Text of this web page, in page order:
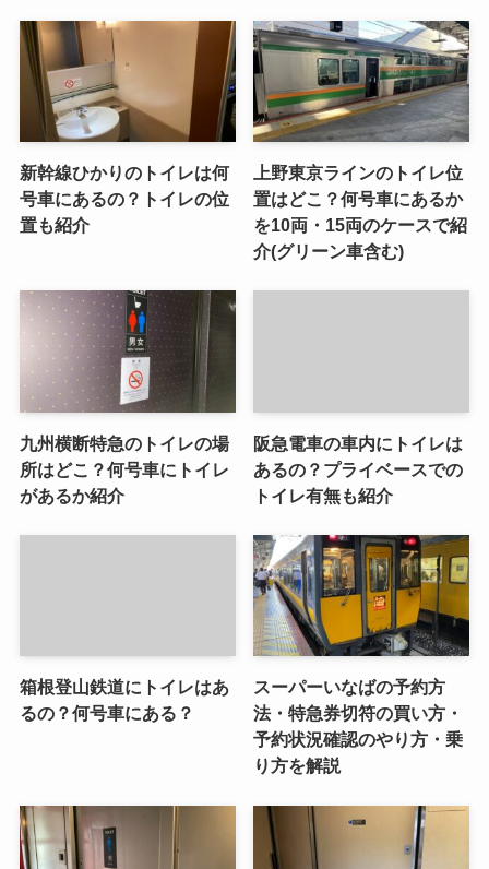
新幹線ひかりのトイレは何
号車にあるの？トイレの位
置も紹介
上野東京ラインのトイレ位
置はどこ？何号車にあるか
を10両・15両のケースで紹
介(グリーン車含む)
九州横断特急のトイレの場
所はどこ？何号車にトイレ
があるか紹介
阪急電車の車内にトイレは
あるの？プライベースでの
トイレ有無も紹介
箱根登山鉄道にトイレはあ
るの？何号車にある？
スーパーいなばの予約方
法・特急券切符の買い方・
予約状況確認のやり方・乗
り方を解説